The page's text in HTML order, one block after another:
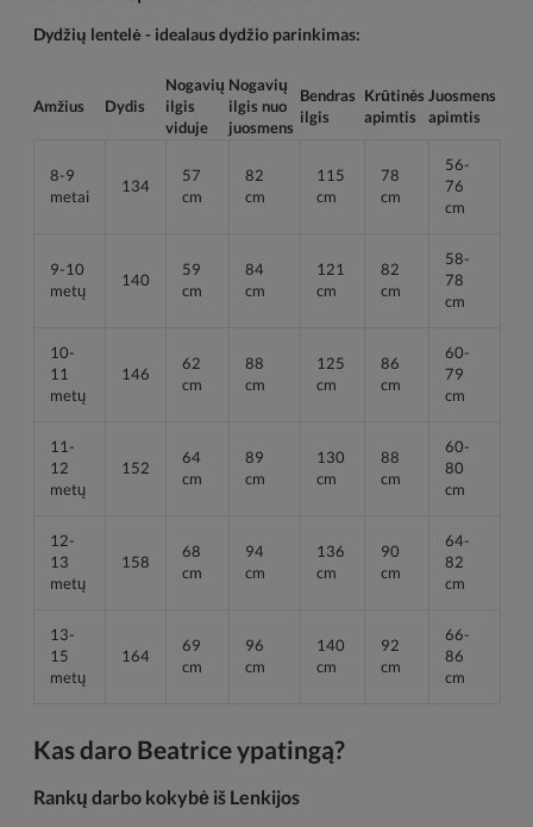
Dydžių lentelė - idealaus dydžio parinkimas:
Amžius Dydis
Nogavių
ilgis
viduje
Nogavių
ilgis nuo
juosmens
Bendras
ilgis
Krūtinės
apimtis
Juosmens
apimtis
8-9
metai
134
57
cm
82
cm
115
cm
78
cm
56-
76
cm
9-10
metų
140
59
cm
84
cm
121
cm
82
cm
58-
78
cm
10-
11
metų
146
62
cm
88
cm
125
cm
86
cm
60-
79
cm
11-
12
metų
152
64
cm
89
cm
130
cm
88
cm
60-
80
cm
12-
13
metų
158
68
cm
94
cm
136
cm
90
cm
64-
82
cm
13-
15
metų
164
69
cm
96
cm
140
cm
92
cm
66-
86
cm
Kas daro Beatrice ypatingą?
Rankų darbo kokybė iš Lenkijos